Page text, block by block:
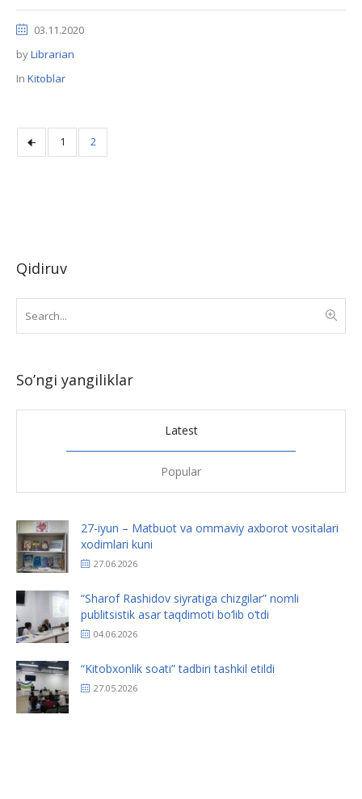
03.11.2020
byLibrarian
In Kitoblar
1 2
Qidiruv
So’ngi yangiliklar
Latest
Popular
27-iyun – Matbuot va ommaviy axborot vositalari
xodimlari kuni
27.06.2026
“Sharof Rashidov siyratiga chizgilar” nomli
publitsistik asar taqdimoti bo‘lib o‘tdi
04.06.2026
“Kitobxonlik soati” tadbiri tashkil etildi
27.05.2026